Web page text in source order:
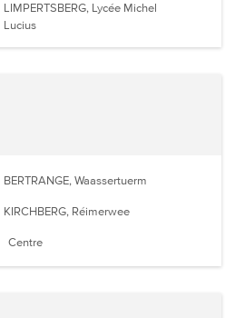
LIMPERTSBERG, Lycée Michel
Lucius
BERTRANGE, Waassertuerm
KIRCHBERG, Réimerwee
Centre